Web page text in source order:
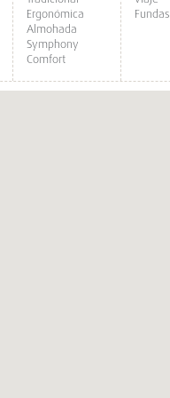
Ergonómica
Almohada
Symphony
Comfort
Fundas